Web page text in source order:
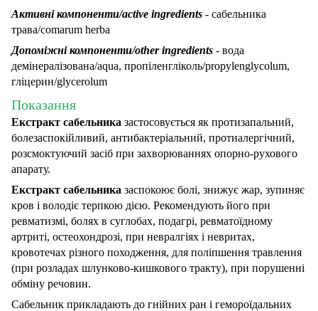
Активні компоненти/active ingredients - сабельника
трава/comarum herba
Допоміжні компоненти/other ingredients - вода
демінералізована/aqua, пропіленгліколь/propylenglycolum,
гліцерин/glycerolum
Показання
Екстракт сабельника застосовується як протизапальний,
болезаспокійливий, антибактеріальний, протиалергічний,
розсмоктуючий засіб при захворюваннях опорно-рухового
апарату.
Екстракт сабельника заспокоює болі, знижує жар, зупиняє
кров і володіє терпкою дією. Рекомендують його при
ревматизмі, болях в суглобах, подагрі, ревматоїдному
артриті, остеохондрозі, при невралгіях і невритах,
кровотечах різного походження, для поліпшення травлення
(при розладах шлунково-кишкового тракту), при порушенні
обміну речовин.
Сабельник прикладають до гнійних ран і гемороїдальних